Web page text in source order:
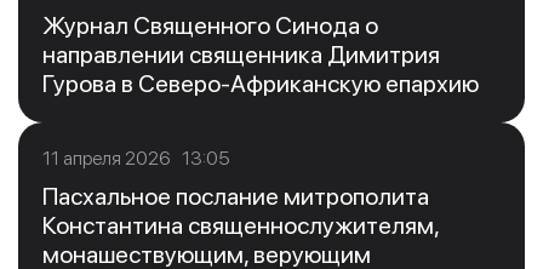
Журнал Священного Синода о
направлении священника Димитрия
Гурова в Северо-Африканскую епархию
11 апреля 2026 13:05
Пасхальное послание митрополита
Константина священнослужителям,
монашествующим, верующим